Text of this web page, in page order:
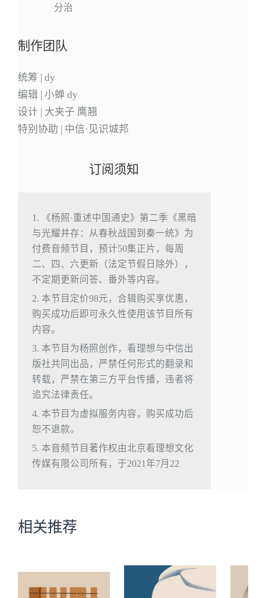
分治
制作团队
统筹 | dy
编辑 | 小蝉 dy
设计 | 大夹子 鹰翘
特别协助 | 中信·见识城邦
订阅须知
1. 《杨照·重述中国通史》第二季《黑暗
与光耀并存：从春秋战国到秦一统》为
付费音频节目，预计50集正片，每周
二、四、六更新（法定节假日除外），
不定期更新问答、番外等内容。
2. 本节目定价98元，合辑购买享优惠，
购买成功后即可永久性使用该节目所有
内容。
3. 本节目为杨照创作，看理想与中信出
版社共同出品，严禁任何形式的翻录和
转载，严禁在第三方平台传播，违者将
追究法律责任。
4. 本节目为虚拟服务内容，购买成功后
恕不退款。
5. 本音频节目著作权由北京看理想文化
传媒有限公司所有，于2021年7月22
相关推荐